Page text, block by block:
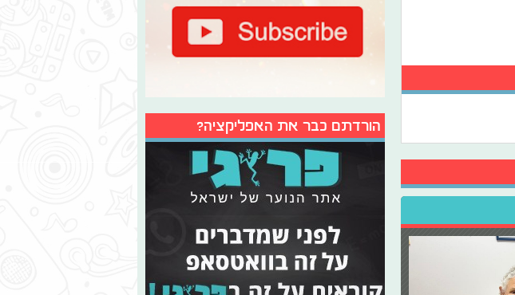
הורדתם כבר את האפליקציה?